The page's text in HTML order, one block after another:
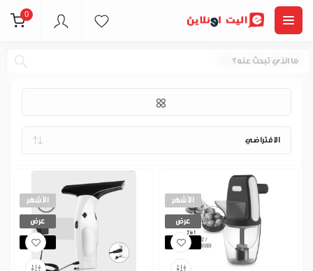
0
العروض المميزة
الأشهر
عرض
مباع
الأشهر
عرض
مباع